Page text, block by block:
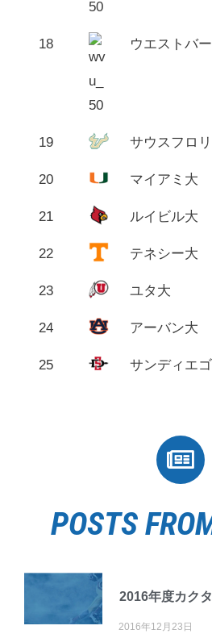
POSTS
2016年度カク
2016年12月23日
18 ウエストバ
19 サウスフロ
20 マイアミ大
21 ルイビル大
22 テネシー大
23 ユタ大
24 アーバン大
25 サンディエ